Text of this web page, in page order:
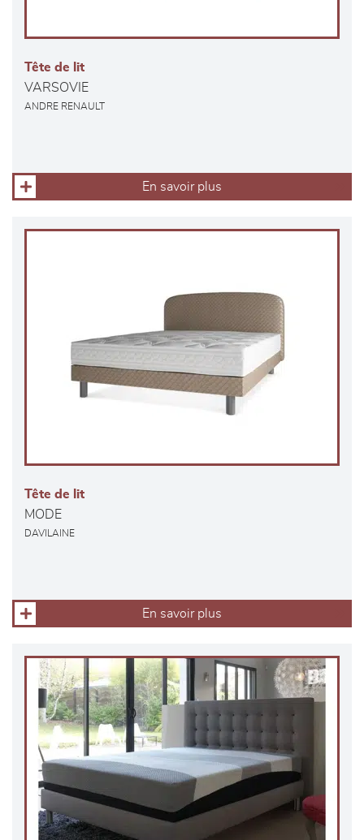
Tête de lit
VARSOVIE
ANDRE RENAULT
En savoir plus
Tête de lit
MODE
DAVILAINE
En savoir plus